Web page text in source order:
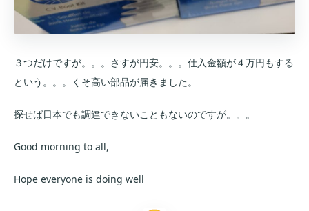
３つだけですが。。。さすが円安。。。仕入金額が４万円もする
という。。。くそ高い部品が届きました。
探せば日本でも調達できないこともないのですが。。。
Good morning to all,
Hope everyone is doing well